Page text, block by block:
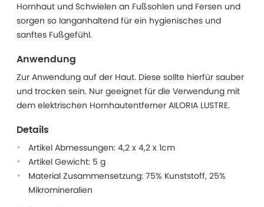
Hornhaut und Schwielen an Fußsohlen und Fersen und
sorgen so langanhaltend für ein hygienisches und
sanftes Fußgefühl.
Anwendung
Zur Anwendung auf der Haut. Diese sollte hierfür sauber
und trocken sein. Nur geeignet für die Verwendung mit
dem elektrischen Hornhautentferner AILORIA LUSTRE.
Details
Artikel Abmessungen: 4,2 x 4,2 x 1cm
Artikel Gewicht: 5 g
Material Zusammensetzung: 75% Kunststoff, 25%
Mikromineralien